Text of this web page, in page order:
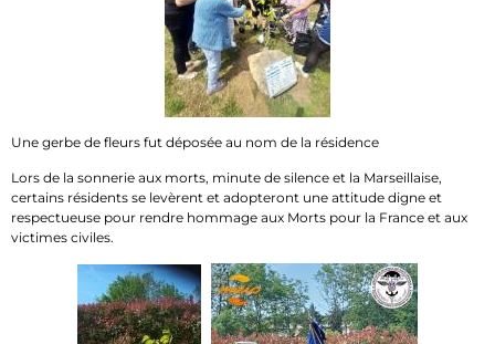
Une gerbe de fleurs fut déposée au nom de la résidence
Lors de la sonnerie aux morts, minute de silence et la Marseillaise,
certains résidents se levèrent et adopteront une attitude digne et
respectueuse pour rendre hommage aux Morts pour la France et aux
victimes civiles.